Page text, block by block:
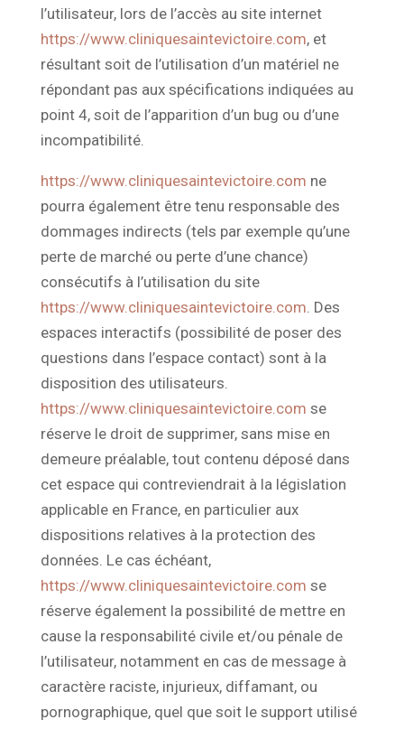
l’utilisateur, lors de l’accès au site internet
https://www.cliniquesaintevictoire.com, et
résultant soit de l’utilisation d’un matériel ne
répondant pas aux spécifications indiquées au
point 4, soit de l’apparition d’un bug ou d’une
incompatibilité.
https://www.cliniquesaintevictoire.com ne
pourra également être tenu responsable des
dommages indirects (tels par exemple qu’une
perte de marché ou perte d’une chance)
consécutifs à l’utilisation du site
https://www.cliniquesaintevictoire.com. Des
espaces interactifs (possibilité de poser des
questions dans l’espace contact) sont à la
disposition des utilisateurs.
https://www.cliniquesaintevictoire.com se
réserve le droit de supprimer, sans mise en
demeure préalable, tout contenu déposé dans
cet espace qui contreviendrait à la législation
applicable en France, en particulier aux
dispositions relatives à la protection des
données. Le cas échéant,
https://www.cliniquesaintevictoire.com se
réserve également la possibilité de mettre en
cause la responsabilité civile et/ou pénale de
l’utilisateur, notamment en cas de message à
caractère raciste, injurieux, diffamant, ou
pornographique, quel que soit le support utilisé